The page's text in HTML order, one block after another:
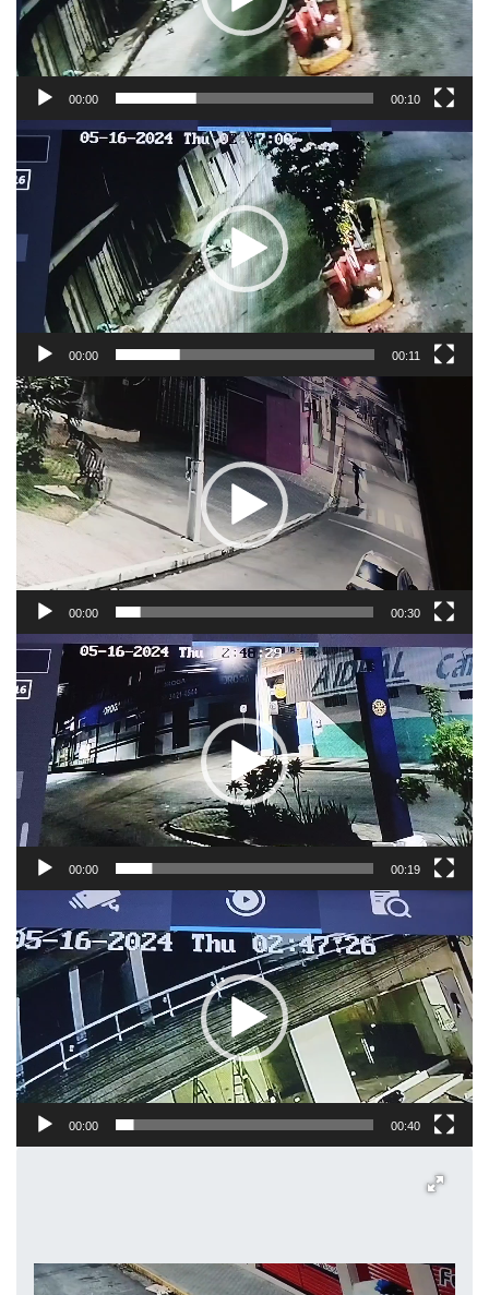
00:00 00:10
Tocador
de
vídeo
00:00 00:11
Tocador
de
vídeo
00:00 00:30
Tocador
de
vídeo
00:00 00:19
Tocador
de
vídeo
00:00 00:40